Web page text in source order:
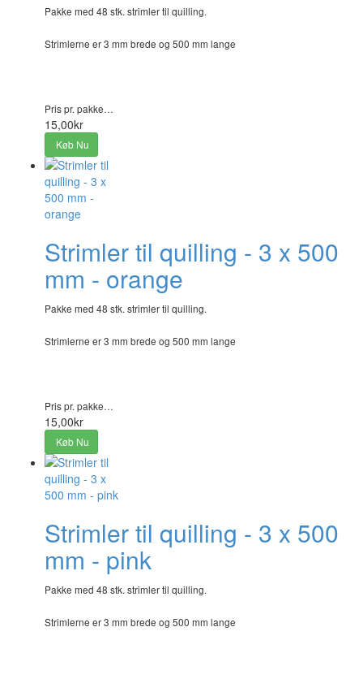
Pakke med 48 stk. strimler til quilling.
Strimlerne er 3 mm brede og 500 mm lange
Pris pr. pakke…
15,00kr
Køb Nu
Strimler til quilling - 3 x 500
mm - orange
Pakke med 48 stk. strimler til quilling.
Strimlerne er 3 mm brede og 500 mm lange
Pris pr. pakke…
15,00kr
Køb Nu
Strimler til quilling - 3 x 500
mm - pink
Pakke med 48 stk. strimler til quilling.
Strimlerne er 3 mm brede og 500 mm lange